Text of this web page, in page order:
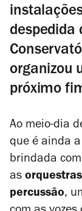
despedida
organizou
próximo
Ao meio-dia
que é ainda
brindada
as
percussão,